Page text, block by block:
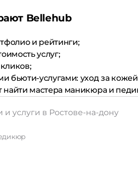
Bellehub
и рейтинги;
услуг;
бьюти-услугами: уход за
найти мастера маникюра и
и услуги в Ростове-на-дону